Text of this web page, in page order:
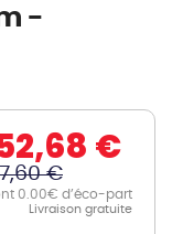
-
€
€
0.00€ d’éco-part
Livraison gratuite